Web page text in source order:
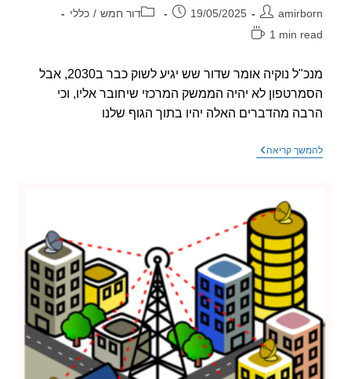
פורסם:
19/05/2025 קטגוריה:דור חמש / כללי
1 min
מנכ"ל נוקיה אומר שדור שש יגיע לשוק כבר ב2030, אבל
לא יהיה הממשק המרכזי שיחובר אליו, וכי
מהדברים האלה יהיו בתוך הגוף שלנו
קריאהמנכ"ל
בסלולרי
ישרת
שטלים
אלקטרונים
בגוף